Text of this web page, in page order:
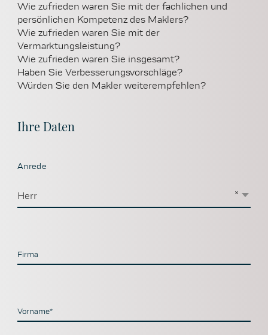
Wie zufrieden waren Sie mit der fachlichen und
persönlichen Kompetenz des Maklers?
Wie zufrieden waren Sie mit der
Vermarktungsleistung?
Wie zufrieden waren Sie insgesamt?
Haben Sie Verbesserungsvorschläge?
Würden Sie den Makler weiterempfehlen?
Ihre Daten
Anrede
×
Herr
Firma
Vorname*